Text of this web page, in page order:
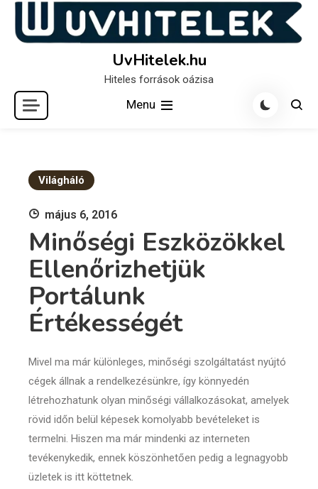
Skip
content
UvHitelek.hu
Hiteles források oázisa
Menu
Világháló
május 6, 2016
Minőségi Eszközökkel
Ellenőrizhetjük
Portálunk
Értékességét
Mivel ma már különleges, minőségi szolgáltatást nyújtó
cégek állnak a rendelkezésünkre, így könnyedén
létrehozhatunk olyan minőségi vállalkozásokat, amelyek
rövid időn belül képesek komolyabb bevételeket is
termelni. Hiszen ma már mindenki az interneten
tevékenykedik, ennek köszönhetően pedig a legnagyobb
üzletek is itt köttetnek.